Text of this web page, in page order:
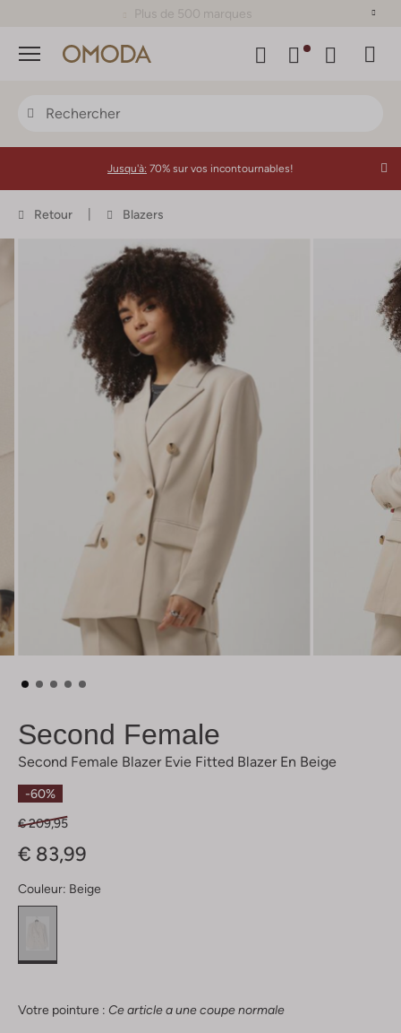
Plus de 500 marques
Menu
Jusqu'à: 70% sur vos incontournables!
Retour Blazers
Second Female
Second Female Blazer Evie Fitted Blazer En Beige
-60%
€ 209,95
€ 83,99
Couleur: Beige
Votre pointure : Ce article a une coupe normale